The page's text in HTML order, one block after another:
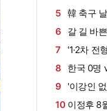
[대구 현장]
코 방한 명
행정 절차로
접 관리했다
5
韓 축구
→10분 응급
접촉도 없었
6
갈 길 바
는다…"김재
7
'1·2차 전
승·내야수
8
한국 0명
EPL 충격 현
+우에다 브
9
'이강인
왔다! PSG,
10 이정후 8